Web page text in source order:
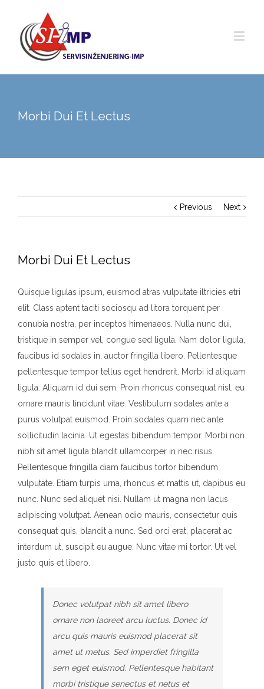
Morbi Dui Et Lectus
Previous Next
Morbi Dui Et Lectus
Quisque ligulas ipsum, euismod atras vulputate iltricies etri
elit. Class aptent taciti sociosqu ad litora torquent per
conubia nostra, per inceptos himenaeos. Nulla nunc dui,
tristique in semper vel, congue sed ligula. Nam dolor ligula,
faucibus id sodales in, auctor fringilla libero. Pellentesque
pellentesque tempor tellus eget hendrerit. Morbi id aliquam
ligula. Aliquam id dui sem. Proin rhoncus consequat nisl, eu
ornare mauris tincidunt vitae. Vestibulum sodales ante a
purus volutpat euismod. Proin sodales quam nec ante
sollicitudin lacinia. Ut egestas bibendum tempor. Morbi non
nibh sit amet ligula blandit ullamcorper in nec risus.
Pellentesque fringilla diam faucibus tortor bibendum
vulputate. Etiam turpis urna, rhoncus et mattis ut, dapibus eu
nunc. Nunc sed aliquet nisi. Nullam ut magna non lacus
adipiscing volutpat. Aenean odio mauris, consectetur quis
consequat quis, blandit a nunc. Sed orci erat, placerat ac
interdum ut, suscipit eu augue. Nunc vitae mi tortor. Ut vel
justo quis et libero.
Donec volutpat nibh sit amet libero
ornare non laoreet arcu luctus. Donec id
arcu quis mauris euismod placerat sit
amet ut metus. Sed imperdiet fringilla
sem eget euismod. Pellentesque habitant
morbi tristique senectus et netus et